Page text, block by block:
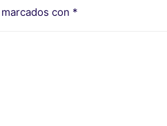
con *